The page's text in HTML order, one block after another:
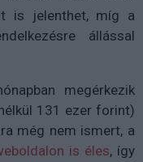
is jelenthet, míg a
állással
megérkezik
131 ezer forint)
még nem ismert, a
is éles, így